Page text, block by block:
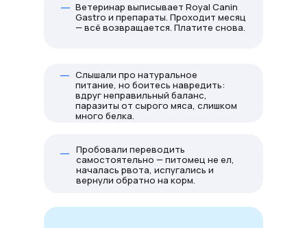
Ветеринар выписывает Royal Canin
Gastro и препараты. Проходит месяц
— всё возвращается. Платите снова.
Слышали про натуральное
питание, но боитесь навредить:
вдруг неправильный баланс,
паразиты от сырого мяса, слишком
много белка.
Пробовали переводить
самостоятельно — питомец не ел,
началась рвота, испугались и
вернули обратно на корм.